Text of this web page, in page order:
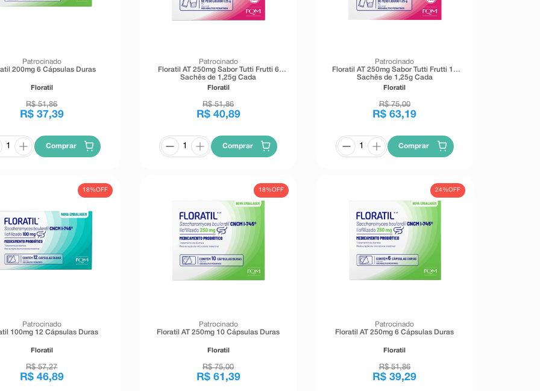
Patrocinado
200mg 6 Cápsulas Duras
Floratil
R$ 51,86
R$ 37,39
Comprar
Patrocinado
Floratil AT 250mg Sabor Tutti Frutti 6
Sachês de 1,25g Cada
Floratil
R$ 51,86
R$ 40,89
Comprar
Patrocinado
Floratil AT 250mg Sabor Tutti Frutti 10
Sachês de 1,25g Cada
Floratil
R$ 75,00
R$ 63,19
Comprar
18%OFF
Patrocinado
100mg 12 Cápsulas Duras
Floratil
R$ 57,27
R$ 46,89
18%OFF
Patrocinado
Floratil AT 250mg 10 Cápsulas Duras
Floratil
R$ 75,00
R$ 61 ,39
24%OFF
Patrocinado
Floratil AT 250mg 6 Cápsulas Duras
Floratil
R$ 51,86
R$ 39,29